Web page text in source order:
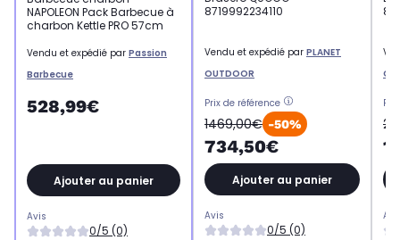
NAPOLEON Pack Barbecue à
charbon Kettle PRO 57cm
Vendu et expédié par Passion
Barbecue
528,99€
Ajouter au panier
Avis
0/5 (0)
8719992234110
Vendu et expédié par PLANET
OUTDOOR
Prix de référence
1469,00€ -50%
734,50€
Ajouter au panier
Avis
0/5 (0)